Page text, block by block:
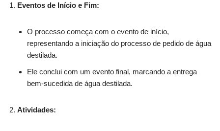
Eventos de Início e Fim:
O processo começa com o evento de início,
representando a iniciação do processo de pedido de água
destilada.
Ele conclui com um evento final, marcando a entrega
bem-sucedida de água destilada.
Atividades: